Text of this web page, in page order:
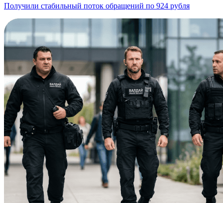
Получили стабильный поток обращений по 924 рубля